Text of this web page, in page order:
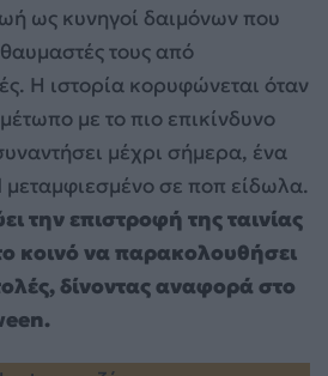
ως κυνηγοί δαιμόνων που
τους από
Η ιστορία κορυφώνεται όταν
με το πιο επικίνδυνο
μέχρι σήμερα, ένα
μεταμφιεσμένο σε ποπ είδωλα.
την επιστροφή της ταινίας
κοινό να παρακολουθήσει
δίνοντας αναφορά στο